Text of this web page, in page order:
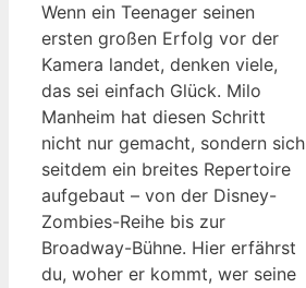
Wenn ein Teenager seinen
ersten großen Erfolg vor der
Kamera landet, denken viele,
das sei einfach Glück. Milo
Manheim hat diesen Schritt
nicht nur gemacht, sondern sich
seitdem ein breites Repertoire
aufgebaut – von der Disney-
Zombies-Reihe bis zur
Broadway-Bühne. Hier erfährst
du, woher er kommt, wer seine